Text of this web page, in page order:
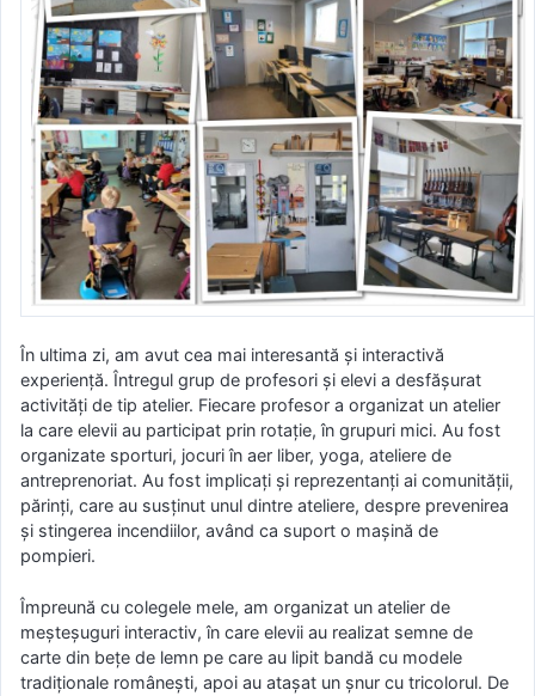
În ultima zi, am avut cea mai interesantă și interactivă
experiență. Întregul grup de profesori și elevi a desfășurat
activități de tip atelier. Fiecare profesor a organizat un atelier
la care elevii au participat prin rotație, în grupuri mici. Au fost
organizate sporturi, jocuri în aer liber, yoga, ateliere de
antreprenoriat. Au fost implicați și reprezentanți ai comunității,
părinți, care au susținut unul dintre ateliere, despre prevenirea
și stingerea incendiilor, având ca suport o mașină de
pompieri.
Împreună cu colegele mele, am organizat un atelier de
meșteșuguri interactiv, în care elevii au realizat semne de
carte din bețe de lemn pe care au lipit bandă cu modele
tradiționale românești, apoi au atașat un șnur cu tricolorul. De